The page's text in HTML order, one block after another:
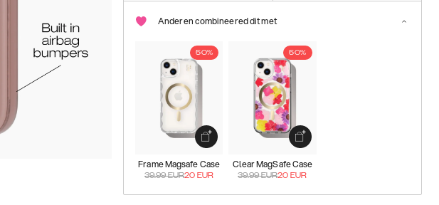
Anderen combineered dit met
50%
Frame Magsafe Case
39.99EUR20 EUR
50%
Clear MagSafe Case
39.99EUR20 EUR